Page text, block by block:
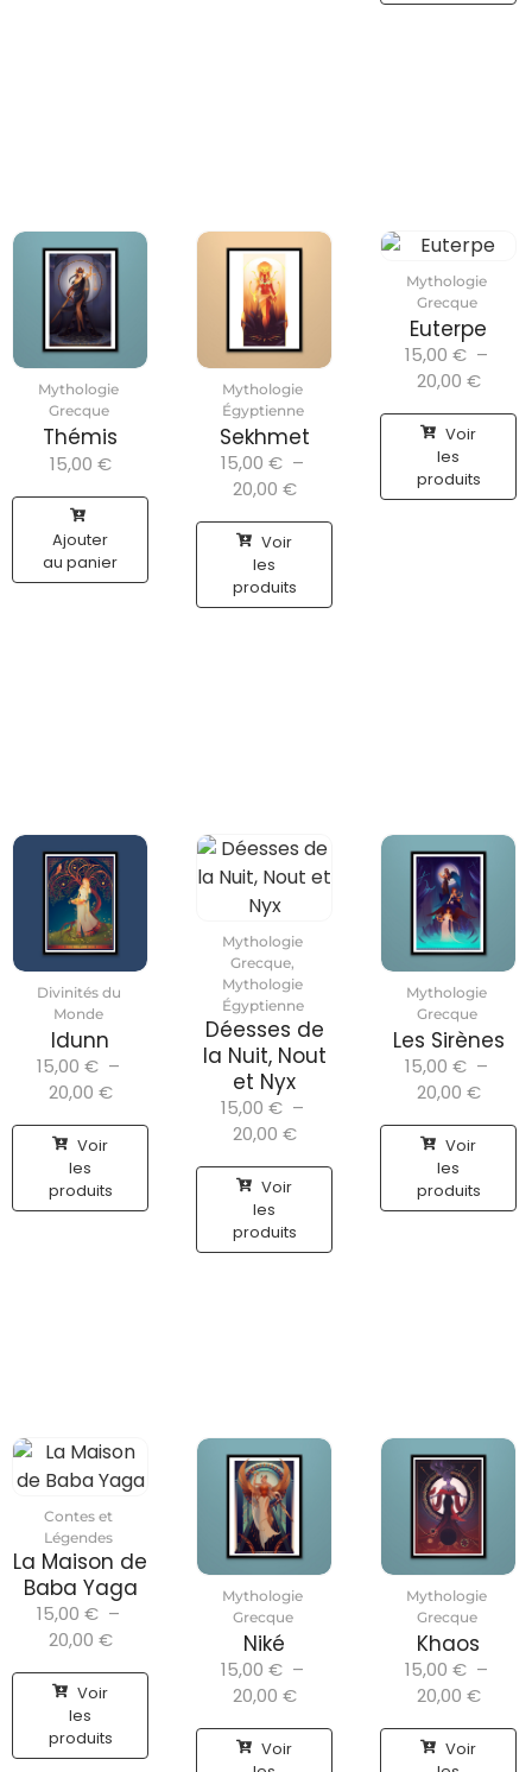
Mythologie
Grecque
Thémis
15,00 €
Ajouter
au panier
Mythologie
Égyptienne
Sekhmet
15,00 € –
20,00 €
Voir
les
produits
Mythologie
Grecque
Euterpe
15,00 € –
20,00 €
Voir
les
produits
Divinités du
Monde
Idunn
15,00 € –
20,00 €
Voir
les
produits
Mythologie
Grecque,
Mythologie
Égyptienne
Déesses de
la Nuit, Nout
et Nyx
15,00 € –
20,00 €
Voir
les
produits
Mythologie
Grecque
Les Sirènes
15,00 € –
20,00 €
Voir
les
produits
Contes et
Légendes
La Maison de
Baba Yaga
15,00 € –
20,00 €
Voir
les
produits
Mythologie
Grecque
Niké
15,00 € –
20,00 €
Voir
Mythologie
Grecque
Khaos
15,00 € –
20,00 €
Voir